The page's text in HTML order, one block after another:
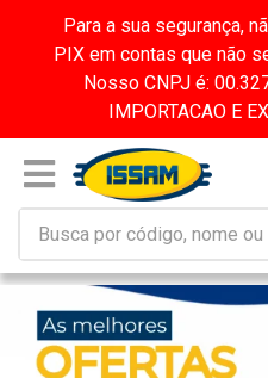
Para a sua segurança,
PIX em contas que não
Nosso CNPJ é:
IMPORTACAO E